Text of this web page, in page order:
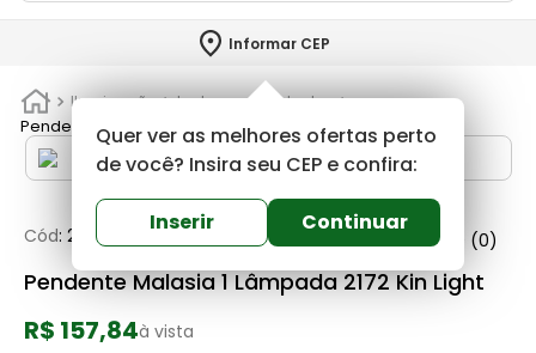
Informar CEP
Quer ver as melhores ofertas perto
de você? Insira seu CEP e confira:
Inserir Continuar
Iluminação
Lustres e pendentes
Pendente Malasia 1 Lâmpada 2172 Kin Light
Cód:224324 Kin light (0)
Pendente Malasia 1 Lâmpada 2172 Kin Light
R$ 157,84à vista
TERMOS MAIS BUSCADOS
2º
3º
porta
revestimento
5º
telha
6º
argamassa
7º
tinta